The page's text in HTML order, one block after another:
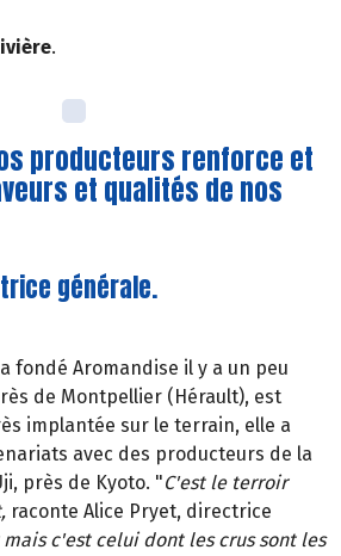
.
producteurs renforce et
et qualités de nos
générale.
fondé Aromandise il y a un peu
de Montpellier (Hérault), est
implantée sur le terrain, elle a
avec des producteurs de la
près de Kyoto. "C'est le terroir
raconte Alice Pryet, directrice
c'est celui dont les crus sont les